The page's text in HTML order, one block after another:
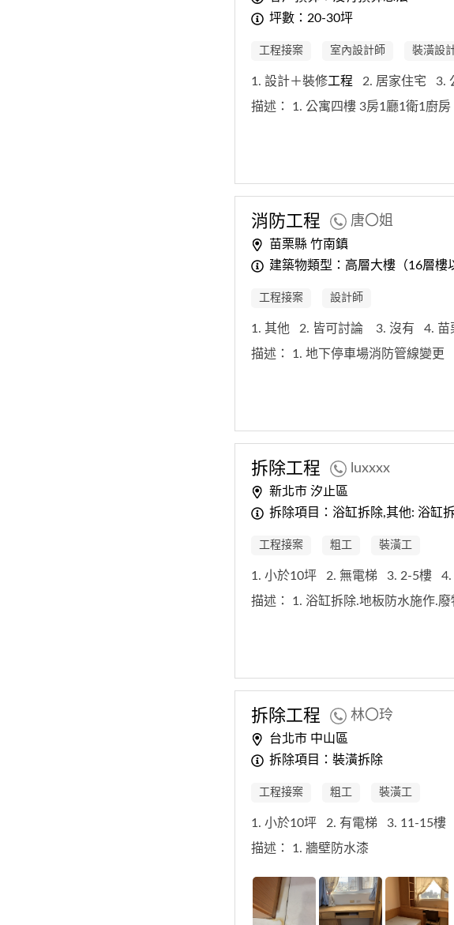
坪數：20-30坪
工程接案 室內設計師 裝潢設
1. 設計＋裝修工程 2. 居家住宅 3.
描述： 1. 公寓四樓 3房1廳1衛1廚
消防工程 唐〇姐
苗栗縣 竹南鎮
建築物類型：高層大樓（16層樓
工程接案 設計師
1. 其他 2. 皆可討論 3. 沒有
4. 苗
描述： 1. 地下停車場消防管線變更
拆除工程 luxxxx
新北市 汐止區
拆除項目：浴缸拆除,其他: 浴缸
工程接案 粗工 裝潢工
1. 小於10坪 2. 無電梯 3. 2-5樓 4.
描述： 1. 浴缸拆除.地板防水施作.廢
拆除工程 林〇玲
台北市 中山區
拆除項目：裝潢拆除
工程接案 粗工 裝潢工
1. 小於10坪 2. 有電梯 3. 11-15樓
描述： 1. 牆壁防水漆